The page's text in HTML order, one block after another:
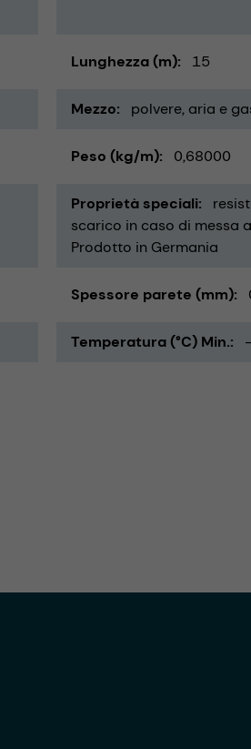
Lunghezza (m) 15
Mezzo polvere aria e
Peso (kg/m) 0,68000
Proprietà speciali
scarico in caso di messa
Prodotto in Germania
Spessore parete (mm)
Temperatura (°C) Min.